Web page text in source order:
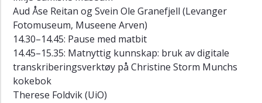
Aud Åse Reitan og Svein Ole Granefjell (Levanger
Fotomuseum, Museene Arven)
14.30–14.45: Pause med matbit
14.45–15.35: Matnyttig kunnskap: bruk av digitale
transkriberingsverktøy på Christine Storm Munchs
kokebok
Therese Foldvik (UiO)